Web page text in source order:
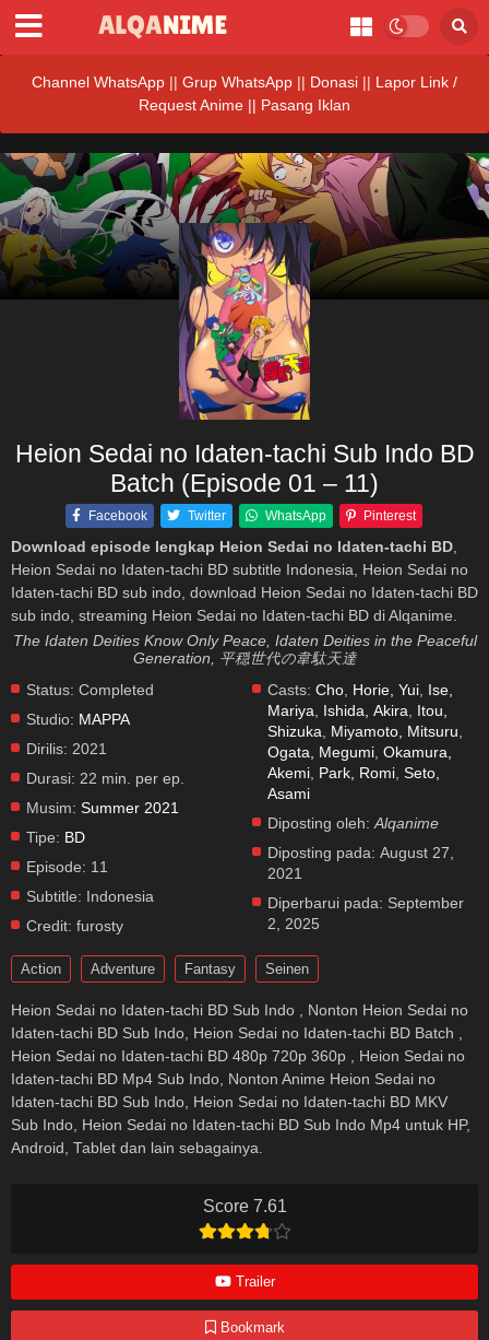
Channel WhatsApp || Grup WhatsApp || Donasi || Lapor Link /
Request Anime || Pasang Iklan
Score 7.61
Trailer
Bookmark
Heion Sedai no Idaten-tachi Sub Indo BD
Batch (Episode 01 – 11)
Facebook Twitter WhatsApp Pinterest
Download episode lengkap Heion Sedai no Idaten-tachi BD,
Heion Sedai no Idaten-tachi BD subtitle Indonesia, Heion Sedai no
Idaten-tachi BD sub indo, download Heion Sedai no Idaten-tachi BD
sub indo, streaming Heion Sedai no Idaten-tachi BD di Alqanime.
The Idaten Deities Know Only Peace, Idaten Deities in the Peaceful
Generation, 平穏世代の韋駄天達
Status: Completed
Studio: MAPPA
Dirilis: 2021
Durasi: 22 min. per ep.
Musim: Summer 2021
Tipe: BD
Episode: 11
Subtitle: Indonesia
Credit: furosty
Casts: Cho, Horie, Yui, Ise,
Mariya, Ishida, Akira, Itou,
Shizuka, Miyamoto, Mitsuru,
Ogata, Megumi,Okamura,
Akemi, Park, Romi,Seto,
Asami
Diposting oleh: Alqanime
Diposting pada: August 27,
2021
Diperbarui pada: September
2, 2025
Action Adventure Fantasy Seinen
Heion Sedai no Idaten-tachi BD Sub Indo , Nonton Heion Sedai no
Idaten-tachi BD Sub Indo, Heion Sedai no Idaten-tachi BD Batch ,
Heion Sedai no Idaten-tachi BD 480p 720p 360p , Heion Sedai no
Idaten-tachi BD Mp4 Sub Indo, Nonton Anime Heion Sedai no
Idaten-tachi BD Sub Indo, Heion Sedai no Idaten-tachi BD MKV
Sub Indo, Heion Sedai no Idaten-tachi BD Sub Indo Mp4 untuk HP,
Android, Tablet dan lain sebagainya.